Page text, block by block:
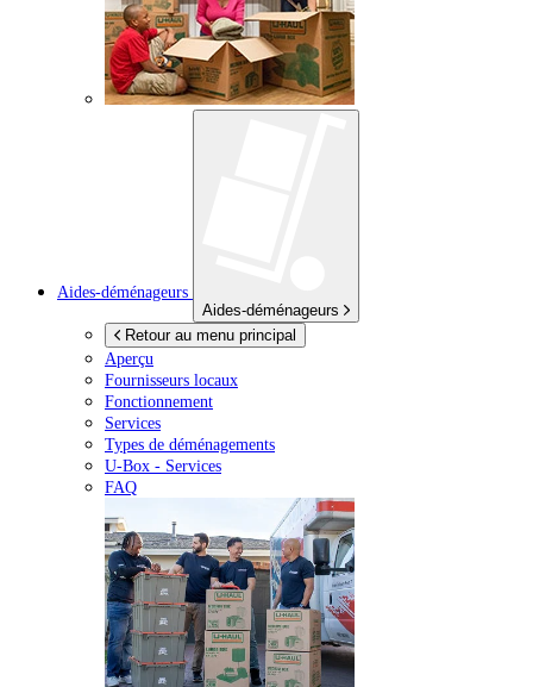
Aides-déménageurs
Aides-déménageurs
Retour au menu principal
Aperçu
Fournisseurs locaux
Fonctionnement
Services
Types de déménagements
U-Box - Services
FAQ